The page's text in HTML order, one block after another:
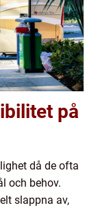
på
då de ofta
och behov.
slappna av,